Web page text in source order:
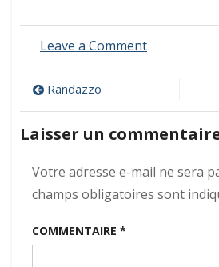
Leave a Commenton
Navigation
de
l’article
Randazzo
Laisser un
Votre adresse e-mail ne sera
champs obligatoires sont
COMMENTAIRE *